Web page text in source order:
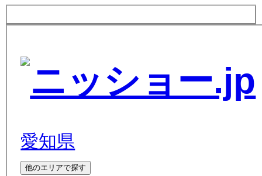
愛知県
他のエリアで探す